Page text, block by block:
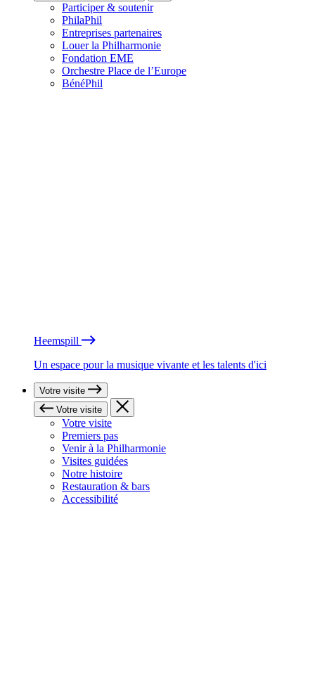
Participer & soutenir
PhilaPhil
Entreprises partenaires
Louer la Philharmonie
Fondation EME
Orchestre Place de l’Europe
BénéPhil
Heemspill
Un espace pour la musique vivante et les talents d'ici
Votre visite
Votre visite
Votre visite
Premiers pas
Venir à la Philharmonie
Visites guidées
Notre histoire
Restauration & bars
Accessibilité